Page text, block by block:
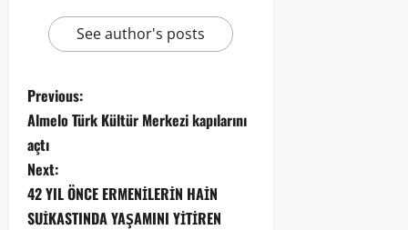
See author's posts
Previous:
Almelo Türk Kültür Merkezi kapılarını
açtı
Next:
42 YIL ÖNCE ERMENİLERİN HAİN
SUİKASTINDA YAŞAMINI YİTİREN